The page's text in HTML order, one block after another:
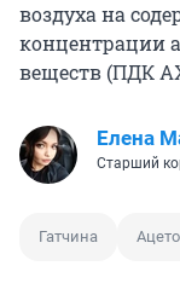
воздуха на
концентрации
веществ (ПДК
Елена
Старший
Гатчина